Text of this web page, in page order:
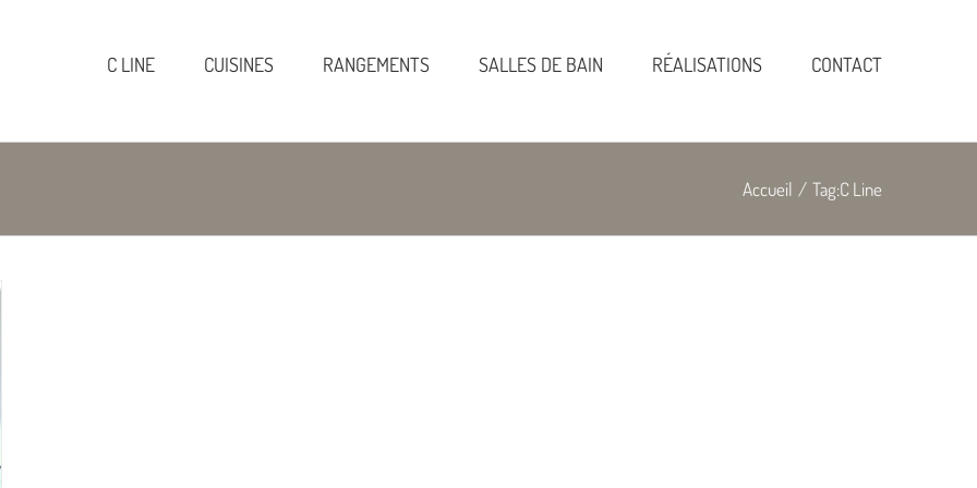
C LINE CUISINES RANGEMENTS SALLES DE BAIN RÉALISATIONS CONTACT
Accueil / Tag:C Line